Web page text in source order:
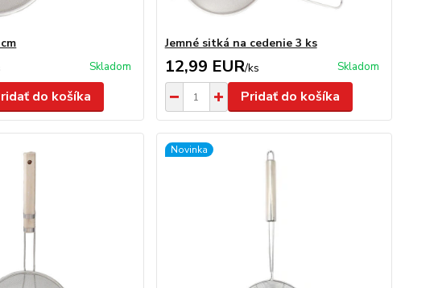
Skladom
do košíka
Jemné sitká na cedenie 3 ks
12,99 EUR/ks Skladom
Pridať do košíka
Novinka